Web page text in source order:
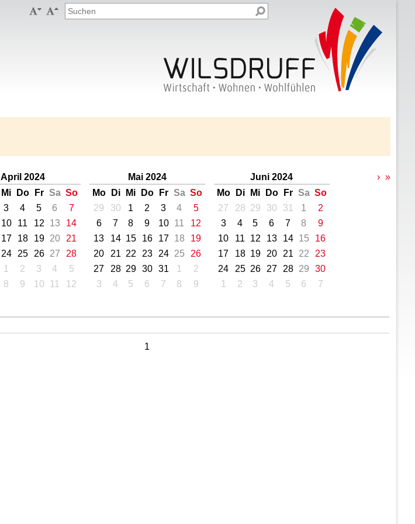
 
April 2024
Mi Do Fr Sa So
3 4 5 6
7
10 11 12 13
14
17 18 19 20
21
24 25 26 27
28
1 2 3 4
5
8 9 10 11 12
Mai 2024
Mo
Di Mi Do Fr Sa So
29
30 1 2 3 4
5
6
7 8 9 10 11
12
13
14 15 16 17 18
19
20
21 22 23 24 25
26
27
28 29 30 31 1
2
3
4 5 6 7 8 9
Juni 2024
Mo
Di Mi Do Fr Sa So
27
28 29 30 31 1
2
3
4 5 6 7 8
9
10
11 12 13 14 15
16
17
18 19 20 21 22
23
24
25 26 27 28 29
30
1
2 3 4 5 6 7
› »
1